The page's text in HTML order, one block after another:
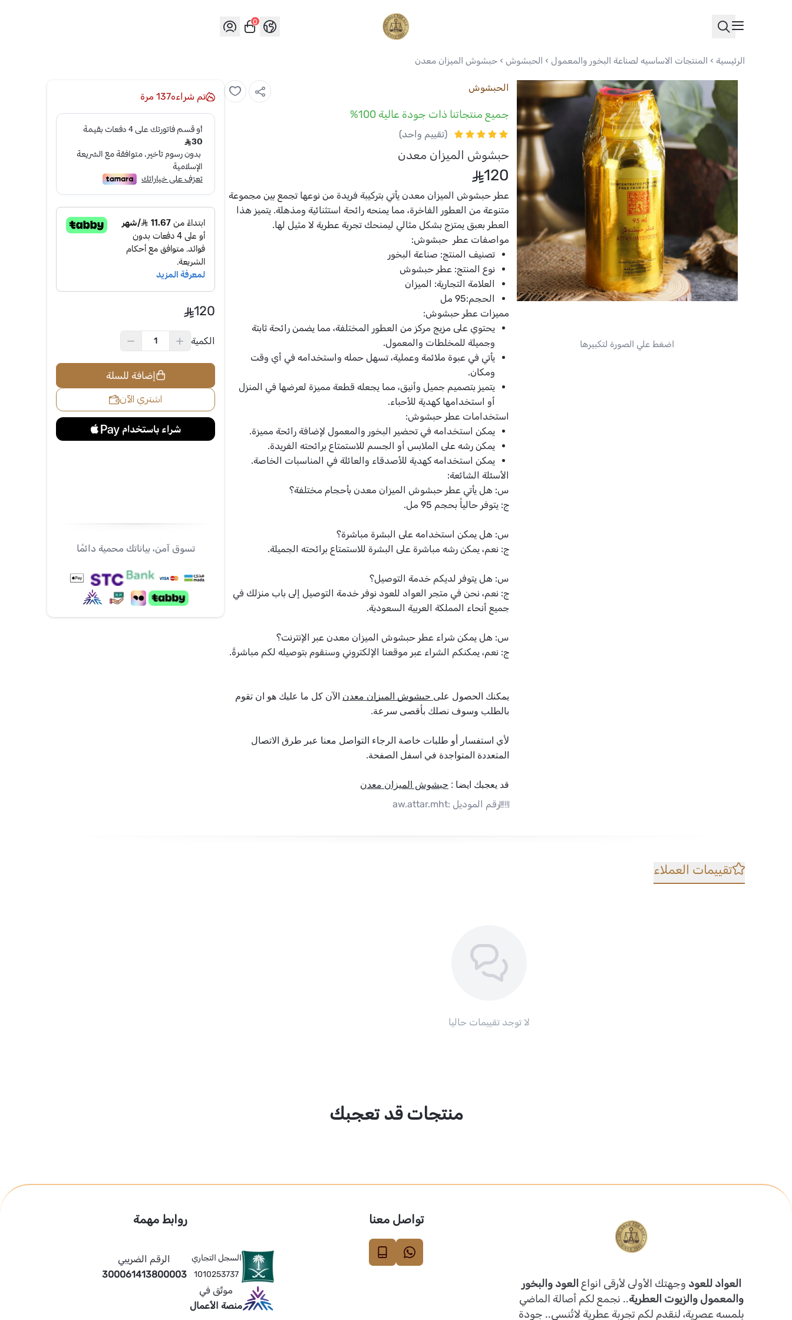
0
الرئيسية المنتجات الاساسيه لصناعة البخور والمعمول الحبشوش حبشوش الميزان معدن
اضغط علي الصورة لتكبيرها
الحبشوش
جميع منتجاتنا ذات جودة عالية 100%
(تقييم واحد)
حبشوش الميزان معدن
120
عطر حبشوش الميزان معدن يأتي بتركيبة فريدة من نوعها تجمع بين مجموعة
متنوعة من العطور الفاخرة، مما يمنحه رائحة استثنائية ومذهلة. يتميز هذا
العطر بعبق يمتزج بشكل مثالي ليمنحك تجربة عطرية لا مثيل لها.
مواصفات عطر حبشوش:
تصنيف المنتج: صناعة البخور
نوع المنتج: عطر حبشوش
العلامة التجارية: الميزان
الحجم:95 مل
مميزات عطر حبشوش:
يحتوي على مزيج مركز من العطور المختلفة، مما يضمن رائحة ثابتة
وجميلة للمخلطات والمعمول.
يأتي في عبوة ملائمة وعملية، تسهل حمله واستخدامه في أي وقت
ومكان.
يتميز بتصميم جميل وأنيق، مما يجعله قطعة مميزة لعرضها في المنزل
أو استخدامها كهدية للأحباء.
استخدامات عطر حبشوش:
يمكن استخدامه في تحضير البخور والمعمول لإضافة رائحة مميزة.
يمكن رشه على الملابس أو الجسم للاستمتاع برائحته الفريدة.
يمكن استخدامه كهدية للأصدقاء والعائلة في المناسبات الخاصة.
الأسئلة الشائعة:
س: هل يأتي عطر حبشوش الميزان معدن بأحجام مختلفة؟
ج: يتوفر حالياً بحجم 95 مل.
س: هل يمكن استخدامه على البشرة مباشرة؟
ج: نعم، يمكن رشه مباشرة على البشرة للاستمتاع برائحته الجميلة.
س: هل يتوفر لديكم خدمة التوصيل؟
ج: نعم، نحن في متجر العواد للعود نوفر خدمة التوصيل إلى باب منزلك في
جميع أنحاء المملكة العربية السعودية.
س: هل يمكن شراء عطر حبشوش الميزان معدن عبر الإنترنت؟
ج: نعم، يمكنكم الشراء عبر موقعنا الإلكتروني وسنقوم بتوصيله لكم مباشرةً.
يمكنك الحصول على حبشوش الميزان معدن
بالطلب وسوف نصلك بأقصى سرعة.
المتعددة المتواجدة في اسفل الصفحة.
قد يعجبك ايضا : حبشوش الميزان معدن
رقم الموديل :aw.attar.mht
تم شراءه137 مرة
120
الكمية
إضافة للسلة
اشتري الآن
تسوق آمن، بياناتك محمية دائمًا
تقييمات العملاء
لا توجد تقييمات حاليا
منتجات قد تعجبك
العواد للعود وجهتك الأولى لأرقى انواع العود والبخور
والمعمول والزيوت العطرية.. نجمع لكم أصالة الماضي
بلمسه عصرية، لنقدم لكم تجربة عطرية لاتُنسى.. جودة
تواصل معنا روابط مهمة
السجل التجاري
1010253737
الرقم الضريبي
300061413800003
موثّق في
منصة الأعمال